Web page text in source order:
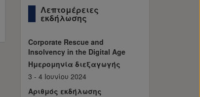
Λεπτομέρειες
εκδήλωσης
Corporate Rescue and
Insolvency in the Digital Age
Ημερομηνία διεξαγωγής
3 - 4 Ιουνίου 2024
Αριθμός εκδήλωσης